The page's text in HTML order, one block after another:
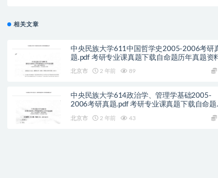
相关文章
中央民族大学611中国哲学史2005-2006考研
题.pdf 考研专业课真题下载自命题历年真题资
北京市 2 年前 89
中央民族大学614政治学、管理学基础2005-
2006考研真题.pdf 考研专业课真题下载自命题
北京市 2 年前 43